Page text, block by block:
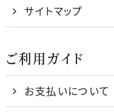
サイトマップ
ご利用ガイド
お支払いについて